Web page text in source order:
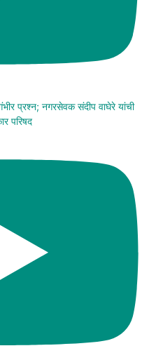
प्रश्न; नगरसेवक संदीप वाघेरे यांची
परिषद